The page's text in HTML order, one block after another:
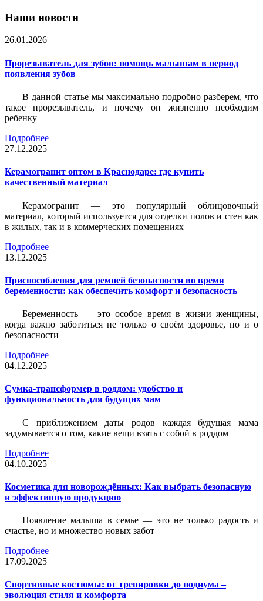
Наши новости
26.01.2026
Прорезыватель для зубов: помощь малышам в период
появления зубов
В данной статье мы максимально подробно разберем, что
такое прорезыватель, и почему он жизненно необходим
ребенку
Подробнее
27.12.2025
Керамогранит оптом в Краснодаре: где купить
качественный материал
Керамогранит — это популярный облицовочный
материал, который используется для отделки полов и стен как
в жилых, так и в коммерческих помещениях
Подробнее
13.12.2025
Приспособления для ремней безопасности во время
беременности: как обеспечить комфорт и безопасность
Беременность — это особое время в жизни женщины,
когда важно заботиться не только о своём здоровье, но и о
безопасности
Подробнее
04.12.2025
Сумка-трансформер в роддом: удобство и
функциональность для будущих мам
С приближением даты родов каждая будущая мама
задумывается о том, какие вещи взять с собой в роддом
Подробнее
04.10.2025
Косметика для новорождённых: Как выбрать безопасную
и эффективную продукцию
Появление малыша в семье — это не только радость и
счастье, но и множество новых забот
Подробнее
17.09.2025
Спортивные костюмы: от тренировки до подиума –
эволюция стиля и комфорта